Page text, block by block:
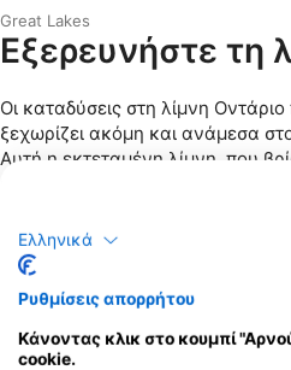
Great Lakes
Εξερευνήστε τη
Οι καταδύσεις στη λίμνη
ξεχωρίζει ακόμη και ανάμεσα
Αυτή η εκτεταμένη λίμνη, που
1860, εύκολα προσβάσιμο με
πρόκληση, το ναυάγιο Lyman E.
κατάδυση για πιο έμπειρους
αξιοσημείωτο μέρος για δύτες.
Ελληνικά
Ρυθμίσεις απορρήτου
Κάνοντας κλικ στο κουμπί
cookie.